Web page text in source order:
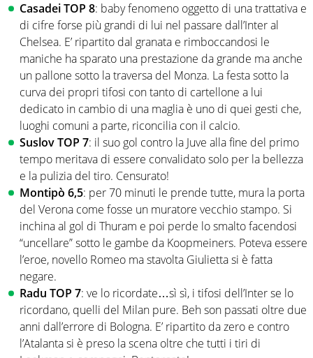
Casadei TOP 8: baby fenomeno oggetto di una trattativa e
di cifre forse più grandi di lui nel passare dall’Inter al
Chelsea. E’ ripartito dal granata e rimboccandosi le
maniche ha sparato una prestazione da grande ma anche
un pallone sotto la traversa del Monza. La festa sotto la
curva dei propri tifosi con tanto di cartellone a lui
dedicato in cambio di una maglia è uno di quei gesti che,
luoghi comuni a parte, riconcilia con il calcio.
Suslov TOP 7: il suo gol contro la Juve alla fine del primo
tempo meritava di essere convalidato solo per la bellezza
e la pulizia del tiro. Censurato!
Montipò 6,5: per 70 minuti le prende tutte, mura la porta
del Verona come fosse un muratore vecchio stampo. Si
inchina al gol di Thuram e poi perde lo smalto facendosi
“uncellare” sotto le gambe da Koopmeiners. Poteva essere
l’eroe, novello Romeo ma stavolta Giulietta si è fatta
negare.
Radu TOP 7: ve lo ricordate…sì sì, i tifosi dell’Inter se lo
ricordano, quelli del Milan pure. Beh son passati oltre due
anni dall’errore di Bologna. E’ ripartito da zero e contro
l’Atalanta si è preso la scena oltre che tutti i tiri di